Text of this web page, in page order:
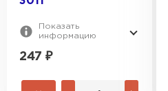
Показать
информацию
247 ₽